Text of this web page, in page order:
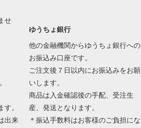
せ
。
出来
ゆうちょ銀行
他の金融機関からゆうちょ銀行への
お振込み口座です。
ご注文後７日以内にお振込みをお願
いします。
商品は入金確認後の手配、受注生
産、発送となります。
＊振込手数料はお客様のご負担にな